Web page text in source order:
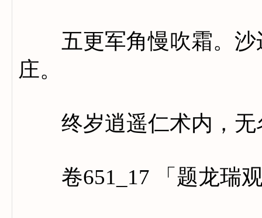
五更军角慢吹霜。沙
庄。
终岁逍遥仁术内，无
卷651_17 「题龙瑞观